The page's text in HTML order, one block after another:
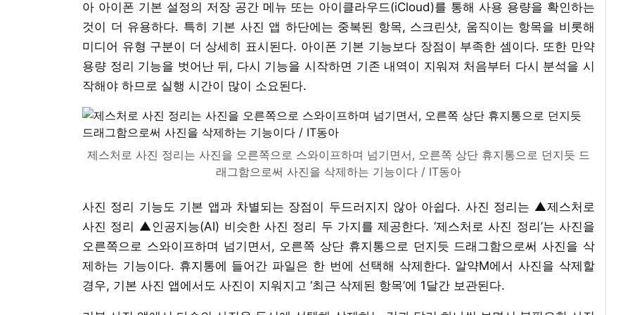
아 아이폰 기본 설정의 저장 공간 메뉴 또는 아이클라우드(iCloud)를 통해 사용 용량을 확인하는
것이 더 유용하다. 특히 기본 사진 앱 하단에는 중복된 항목, 스크린샷, 움직이는 항목을 비롯해
미디어 유형 구분이 더 상세히 표시된다. 아이폰 기본 기능보다 장점이 부족한 셈이다. 또한 만약
용량 정리 기능을 벗어난 뒤, 다시 기능을 시작하면 기존 내역이 지워져 처음부터 다시 분석을 시
작해야 하므로 실행 시간이 많이 소요된다.
제스처로 사진 정리는 사진을 오른쪽으로 스와이프하며 넘기면서, 오른쪽 상단 휴지통으로 던지듯 드
래그함으로써 사진을 삭제하는 기능이다 / IT동아
사진 정리 기능도 기본 앱과 차별되는 장점이 두드러지지 않아 아쉽다. 사진 정리는 ▲제스처로
사진 정리 ▲인공지능(AI) 비슷한 사진 정리 두 가지를 제공한다. ‘제스처로 사진 정리’는 사진을
오른쪽으로 스와이프하며 넘기면서, 오른쪽 상단 휴지통으로 던지듯 드래그함으로써 사진을 삭
제하는 기능이다. 휴지통에 들어간 파일은 한 번에 선택해 삭제한다. 알약M에서 사진을 삭제할
경우, 기본 사진 앱에서도 사진이 지워지고 ‘최근 삭제된 항목’에 1달간 보관된다.